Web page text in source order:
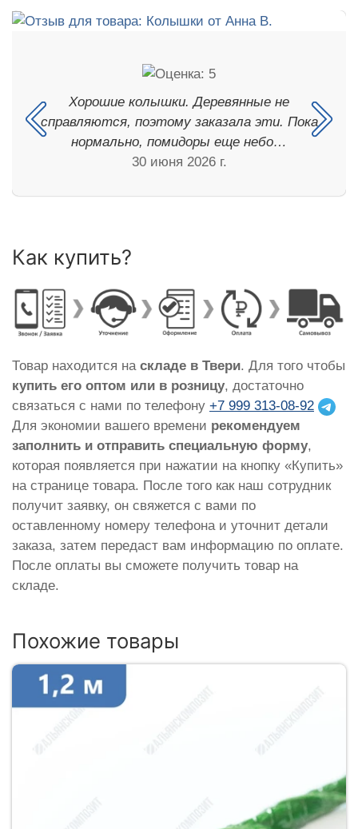
Хорошие колышки. Деревянные не
справляются, поэтому заказала эти. Пока
нормально, помидоры еще небо…
30 июня 2026 г.
Как купить?
Товар находится на складе в Твери. Для того чтобы
купить его оптом или в розницу, достаточно
связаться с нами по телефону +7 999 313-08-92
Для экономии вашего времени рекомендуем
заполнить и отправить специальную форму,
которая появляется при нажатии на кнопку «Купить»
на странице товара. После того как наш сотрудник
получит заявку, он свяжется с вами по
оставленному номеру телефона и уточнит детали
заказа, затем передаст вам информацию по оплате.
После оплаты вы сможете получить товар на
складе.
Похожие товары